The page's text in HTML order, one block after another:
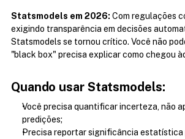
Statsmodels em 2026: Com regulações
exigindo transparência em decisões
Statsmodels se tornou crítico. Você não
"black box" precisa explicar como chegou
Quando usar Statsmodels:
Você precisa quantificar incerteza, não
predições;
Precisa reportar significância estatística